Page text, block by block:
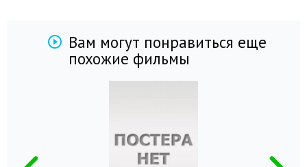
Вам могут понравиться еще
похожие фильмы